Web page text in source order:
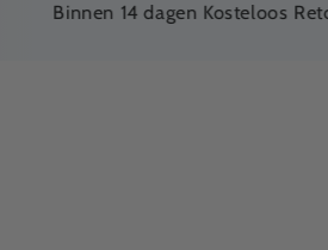
Binnen 14 dagen Kosteloos